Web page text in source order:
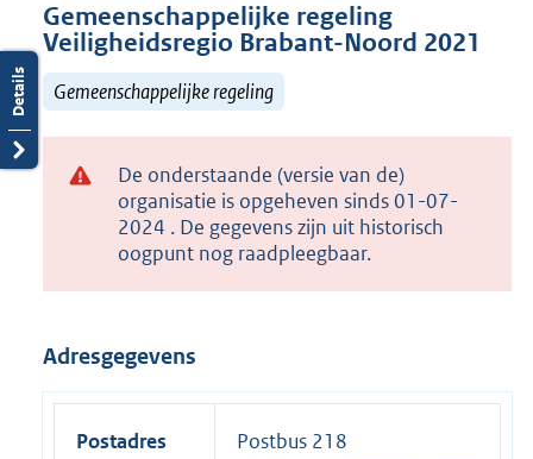
Gemeenschappelijke regeling
Veiligheidsregio Brabant-Noord 2021
Gemeenschappelijke regeling
De onderstaande (versie van de)
organisatie is opgeheven sinds 01-07-
2024 . De gegevens zijn uit historisch
oogpunt nog raadpleegbaar.
Adresgegevens
Postadres
Postbus 218